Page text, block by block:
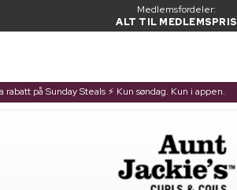
Medlemsfordeler:
ALT TIL MEDLEMSPRIS
rabatt på Sunday Steals ⚡ Kun søndag. Kun i appen.